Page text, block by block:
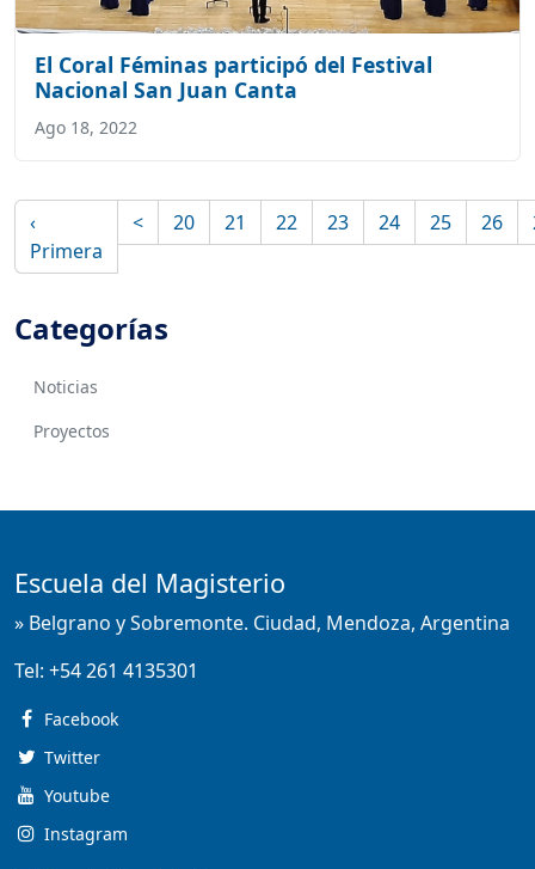
El Coral Féminas participó del Festival
Nacional San Juan Canta
Ago 18, 2022
‹
Primera
< 20 21 22 23 24 25 26
Categorías
Noticias
Proyectos
Escuela del Magisterio
» Belgrano y Sobremonte. Ciudad, Mendoza, Argentina
Tel: +54 261 4135301
Facebook
Twitter
Youtube
Instagram